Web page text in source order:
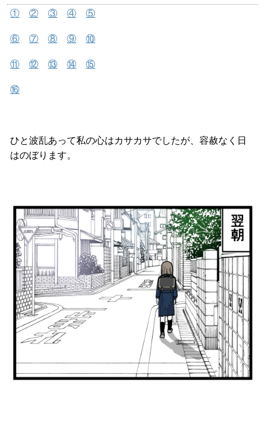
① ② ③ ④ ⑤
⑥ ⑦ ⑧ ⑨ ⑩
⑪ ⑫ ⑬ ⑭ ⑮
⑯
ひと波乱あって私の心はカサカサでしたが、容赦なく日
はのぼります。